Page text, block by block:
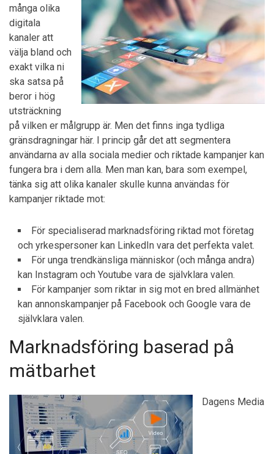
många olika
digitala
kanaler att
välja bland och
exakt vilka ni
ska satsa på
beror i hög
utsträckning
på vilken er målgrupp är. Men det finns inga tydliga
gränsdragningar här. I princip går det att segmentera
användarna av alla sociala medier och riktade kampanjer kan
fungera bra i dem alla. Men man kan, bara som exempel,
tänka sig att olika kanaler skulle kunna användas för
kampanjer riktade mot:
För specialiserad marknadsföring riktad mot företag
och yrkespersoner kan LinkedIn vara det perfekta valet.
För unga trendkänsliga människor (och många andra)
kan Instagram och Youtube vara de självklara valen.
För kampanjer som riktar in sig mot en bred allmänhet
kan annonskampanjer på Facebook och Google vara de
självklara valen.
Marknadsföring baserad på
mätbarhet
Dagens Media